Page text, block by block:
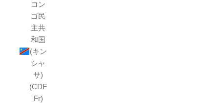
コン
ゴ民
主共
和国
(キン
シャ
サ)
(CDF
Fr)